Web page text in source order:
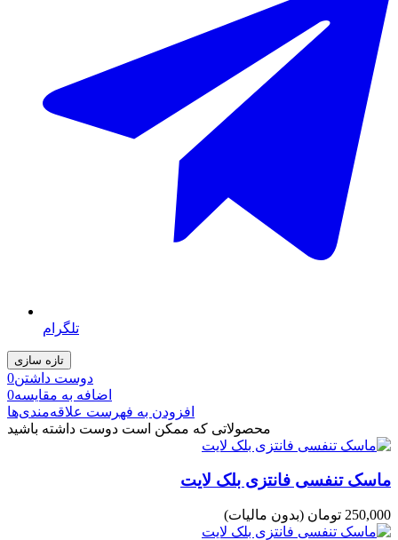
تلگرام
دوست داشتن0
اضافه به مقایسه0
افزودن به فهرست علاقه‌مندی‌ها
محصولاتی که ممکن است دوست داشته باشید
ماسک تنفسی فانتزی بلک لایت
250,000 تومان (بدون مالیات)